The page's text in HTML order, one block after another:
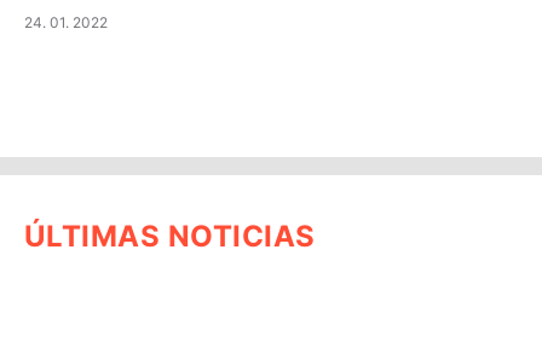
24. 01. 2022
ÚLTIMAS NOTICIAS